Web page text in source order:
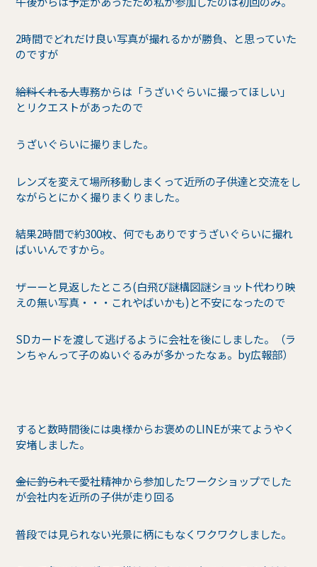
2時間でどれだけ良い写真が撮れるかが勝負、と思っていた
のですが
給料くれる人専務からは「うざいぐらいに撮ってほしい」
とリクエストがあったので
うざいぐらいに撮りました。
レンズを変えて場所移動しまくって近所の子供達と交流をし
ながらとにかく撮りまくりました。
結果2時間で約300枚、何でもありですうざいぐらいに撮れ
ばいいんですから。
ザーーと見返したところ(白飛び謎構図謎ショット代わり映
えの無い写真・・・これやばいかも)と不安になったので
SDカードを渡して逃げるように会社を後にしました。（ラ
ンちゃんって子のぬいぐるみが多かったなぁ。by広報部）
すると数時間後には奥様からお褒めのLINEが来てようやく
安堵しました。
金に釣られて愛社精神から参加したワークショップでした
が会社内を近所の子供が走り回る
普段では見られない光景に柄にもなくワクワクしました。